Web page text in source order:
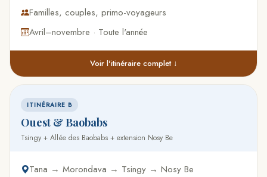
Familles, couples, primo-voyageurs
Avril–novembre · Toute l'année
Voir l'itinéraire complet ↓
ITINÉRAIRE B
Ouest & Baobabs
Tsingy + Allée des Baobabs + extension Nosy Be
Tana → Morondava → Tsingy → Nosy Be